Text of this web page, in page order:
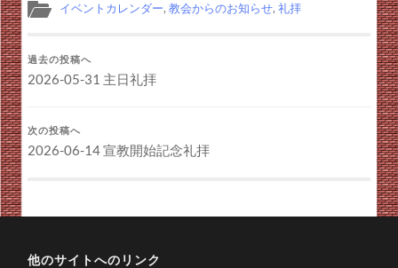
イベントカレンダー,教会からのお知らせ,礼拝
過去の投稿へ
2026-05-31 主日礼拝
次の投稿へ
2026-06-14 宣教開始記念礼拝
他のサイトへのリンク